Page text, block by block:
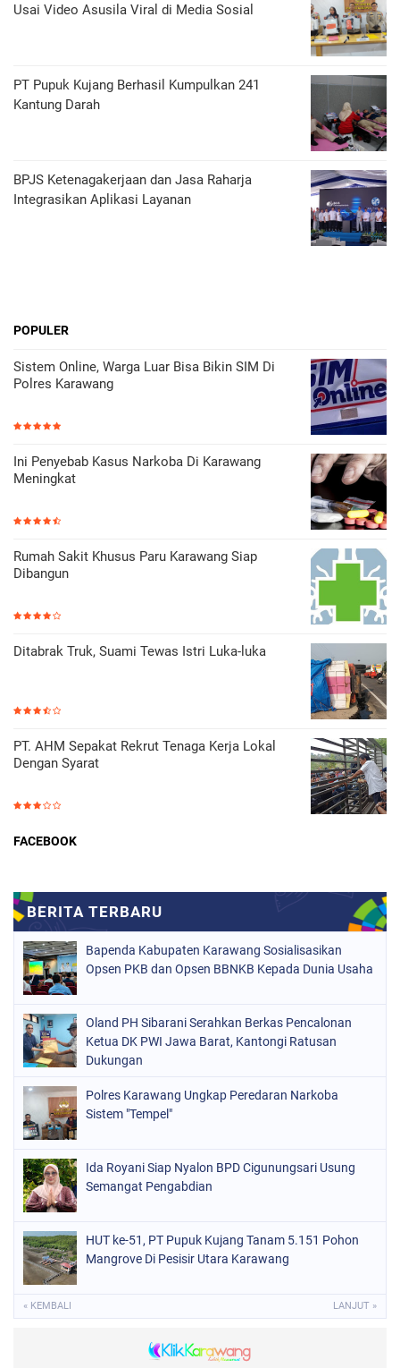
Usai Video Asusila Viral di Media Sosial
PT Pupuk Kujang Berhasil Kumpulkan 241
Kantung Darah
BPJS Ketenagakerjaan dan Jasa Raharja
Integrasikan Aplikasi Layanan
POPULER
Sistem Online, Warga Luar Bisa Bikin SIM Di
Polres Karawang
Ini Penyebab Kasus Narkoba Di Karawang
Meningkat
Rumah Sakit Khusus Paru Karawang Siap
Dibangun
Ditabrak Truk, Suami Tewas Istri Luka-luka
PT. AHM Sepakat Rekrut Tenaga Kerja Lokal
Dengan Syarat
FACEBOOK
Bapenda Kabupaten Karawang Sosialisasikan
Opsen PKB dan Opsen BBNKB Kepada Dunia Usaha
Oland PH Sibarani Serahkan Berkas Pencalonan
Ketua DK PWI Jawa Barat, Kantongi Ratusan
Dukungan
Polres Karawang Ungkap Peredaran Narkoba
Sistem "Tempel"
Ida Royani Siap Nyalon BPD Cigunungsari Usung
Semangat Pengabdian
HUT ke-51, PT Pupuk Kujang Tanam 5.151 Pohon
Mangrove Di Pesisir Utara Karawang
« KEMBALI LANJUT »